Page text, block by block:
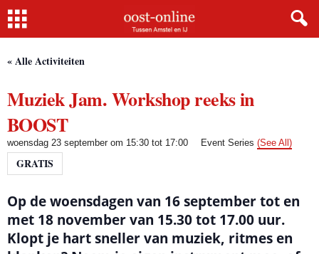
Home
« Alle Activiteiten
Muziek Jam. Workshop reeks in
BOOST
woensdag 23 september om 15:30 tot 17:00 Event Series (See All)
GRATIS
Op de woensdagen van 16 september tot en
met 18 november van 15.30 tot 17.00 uur.
Klopt je hart sneller van muziek, ritmes en